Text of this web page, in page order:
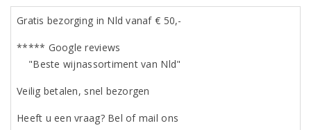
Gratis bezorging in Nld vanaf € 50,-
***** Google reviews
"Beste wijnassortiment van Nld"
Veilig betalen, snel bezorgen
Heeft u een vraag? Bel of mail ons